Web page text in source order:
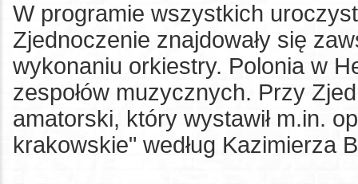
W programie wszystkich
Zjednoczenie znajdowały się
wykonaniu orkiestry. Polonia w
zespołów muzycznych. Przy
amatorski, który wystawił m.in.
krakowskie" według Kazimierza